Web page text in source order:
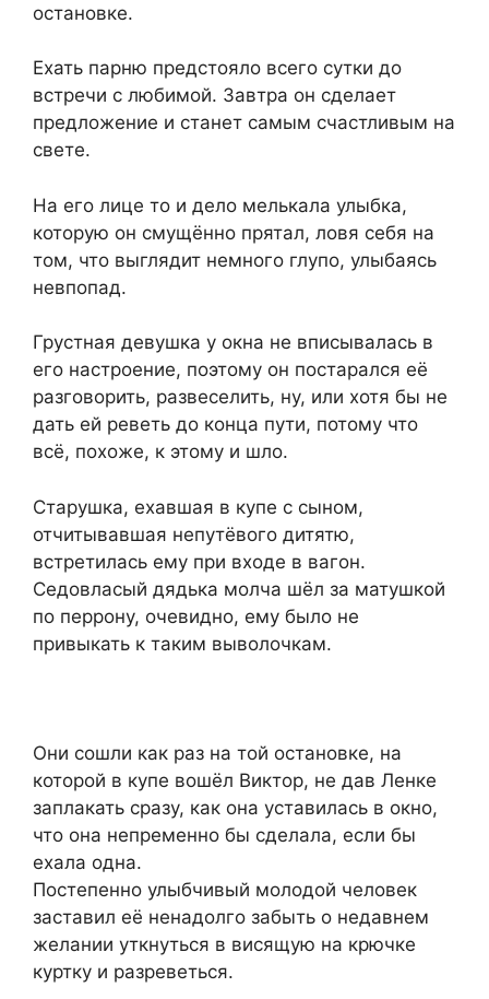
остановке.
Ехать парню предстояло всего сутки до
встречи с любимой. Завтра он сделает
предложение и станет самым счастливым на
свете.
На его лице то и дело мелькала улыбка,
которую он смущённо прятал, ловя себя на
том, что выглядит немного глупо, улыбаясь
невпопад.
Грустная девушка у окна не вписывалась в
его настроение, поэтому он постарался её
разговорить, развеселить, ну, или хотя бы не
дать ей реветь до конца пути, потому что
всё, похоже, к этому и шло.
Старушка, ехавшая в купе с сыном,
отчитывавшая непутёвого дитятю,
встретилась ему при входе в вагон.
Седовласый дядька молча шёл за матушкой
по перрону, очевидно, ему было не
привыкать к таким выволочкам.
Они сошли как раз на той остановке, на
которой в купе вошёл Виктор, не дав Ленке
заплакать сразу, как она уставилась в окно,
что она непременно бы сделала, если бы
ехала одна.
Постепенно улыбчивый молодой человек
заставил её ненадолго забыть о недавнем
желании уткнуться в висящую на крючке
куртку и разреветься.